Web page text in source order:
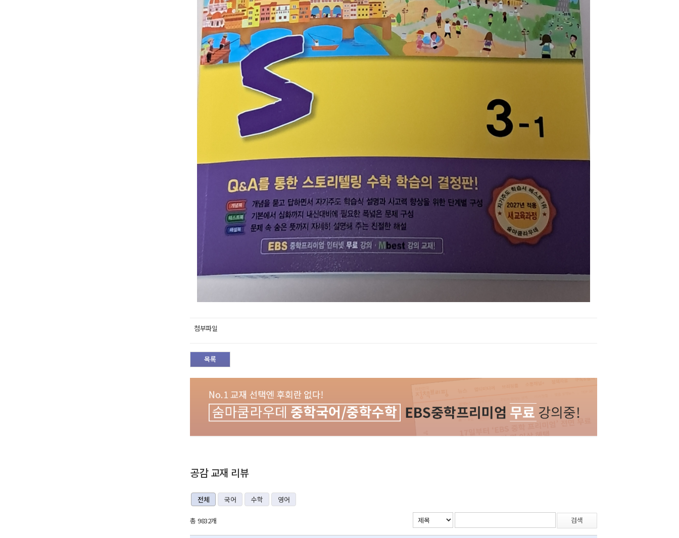
첨부파일
목록
공감 교재 리뷰
전체 국어 수학 영어
총 9832개 검색